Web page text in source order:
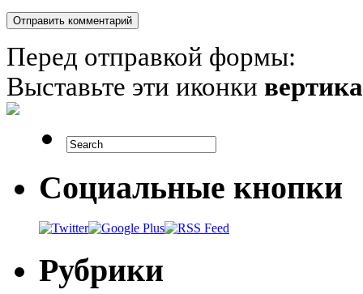
Перед отправкой формы:
Выставьте эти иконки
Социальные кнопки
Рубрики